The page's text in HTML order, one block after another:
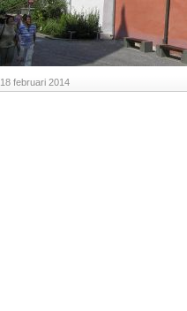
18 februari 2014